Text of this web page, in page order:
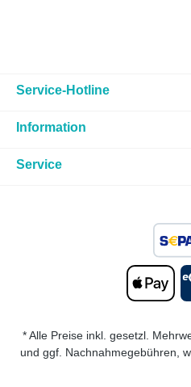
Service-Hotline
Information
Service
* Alle Preise inkl. gesetzl.
und ggf. Nachnahmegebühren,